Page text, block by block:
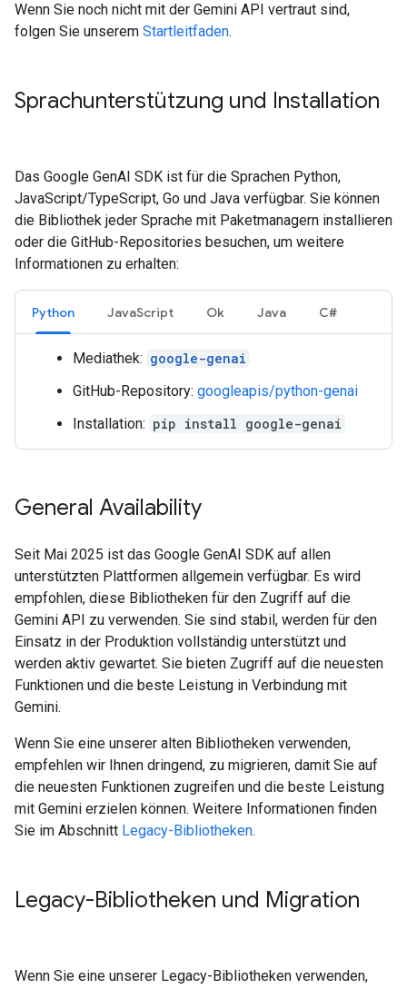
Wenn Sie noch nicht mit der Gemini API vertraut sind,
folgen Sie unserem Startleitfaden.
Sprachunterstützung und Installation
Das Google GenAI SDK ist für die Sprachen Python,
JavaScript/TypeScript, Go und Java verfügbar. Sie können
die Bibliothek jeder Sprache mit Paketmanagern installieren
oder die GitHub-Repositories besuchen, um weitere
Informationen zu erhalten:
Python JavaScript Ok Java C#
Mediathek: google-genai
GitHub-Repository: googleapis/python-genai
Installation: pip install google-genai
General Availability
Seit Mai 2025 ist das Google GenAI SDK auf allen
unterstützten Plattformen allgemein verfügbar. Es wird
empfohlen, diese Bibliotheken für den Zugriff auf die
Gemini API zu verwenden. Sie sind stabil, werden für den
Einsatz in der Produktion vollständig unterstützt und
werden aktiv gewartet. Sie bieten Zugriff auf die neuesten
Funktionen und die beste Leistung in Verbindung mit
Gemini.
Wenn Sie eine unserer alten Bibliotheken verwenden,
empfehlen wir Ihnen dringend, zu migrieren, damit Sie auf
die neuesten Funktionen zugreifen und die beste Leistung
mit Gemini erzielen können. Weitere Informationen finden
Sie im Abschnitt Legacy-Bibliotheken.
Legacy-Bibliotheken und Migration
Wenn Sie eine unserer Legacy-Bibliotheken verwenden,